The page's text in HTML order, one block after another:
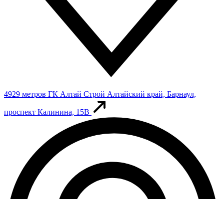
4929 метров ГК Алтай Строй Алтайский край, Барнаул,
проспект Калинина, 15В